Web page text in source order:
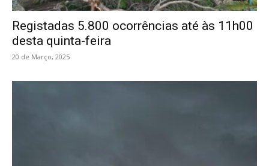
Registadas 5.800 ocorrências até às 11h00
desta quinta-feira
20 de Março, 2025